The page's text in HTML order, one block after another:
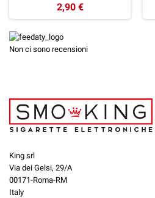
2,90 €
Non ci sono recensioni
King srl
Via dei Gelsi, 29/A
00171-Roma-RM
Italy